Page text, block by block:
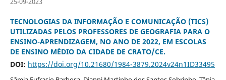
TECNOLOGIAS DA INFORMAÇÃO E COMUNICAÇÃO (TICS)
UTILIZADAS PELOS PROFESSORES DE GEOGRAFIA PARA O
ENSINO-APRENDIZAGEM, NO ANO DE 2022, EM ESCOLAS
DE ENSINO MÉDIO DA CIDADE DE CRATO/CE.
DOI: https://doi.org/10.21680/1984-3879.2024v24n1ID33495